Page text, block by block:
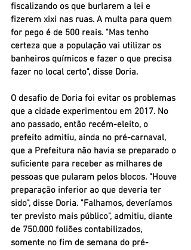
fiscalizando os que burlarem a lei e
fizerem xixi nas ruas. A multa para quem
for pego é de 500 reais. "Mas tenho
certeza que a população vai utilizar os
banheiros químicos e fazer o que precisa
fazer no local certo", disse Doria.
O desafio de Doria foi evitar os problemas
que a cidade experimentou em 2017. No
ano passado, então recém-eleito, o
prefeito admitiu, ainda no pré-carnaval,
que a Prefeitura não havia se preparado o
suficiente para receber as milhares de
pessoas que pularam pelos blocos. "Houve
preparação inferior ao que deveria ter
sido", disse Doria. "Falhamos, deveríamos
ter previsto mais público", admitiu, diante
de 750.000 foliões contabilizados,
somente no fim de semana do pré-